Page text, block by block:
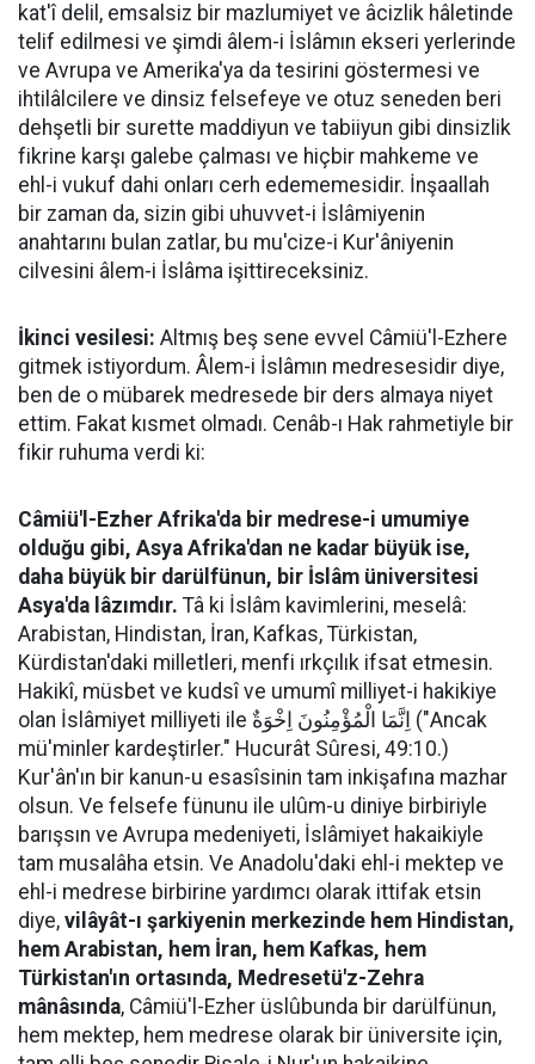
kat'î delil, emsalsiz bir mazlumiyet ve âcizlik hâletinde
telif edilmesi ve şimdi âlem-i İslâmın ekseri yerlerinde
ve Avrupa ve Amerika'ya da tesirini göstermesi ve
ihtilâlcilere ve dinsiz felsefeye ve otuz seneden beri
dehşetli bir surette maddiyun ve tabiiyun gibi dinsizlik
fikrine karşı galebe çalması ve hiçbir mahkeme ve
ehl-i vukuf dahi onları cerh edememesidir. İnşaallah
bir zaman da, sizin gibi uhuvvet-i İslâmiyenin
anahtarını bulan zatlar, bu mu'cize-i Kur'âniyenin
cilvesini âlem-i İslâma işittireceksiniz.
İkinci vesilesi: Altmış beş sene evvel Câmiü'l-Ezhere
gitmek istiyordum. Âlem-i İslâmın medresesidir diye,
ben de o mübarek medresede bir ders almaya niyet
ettim. Fakat kısmet olmadı. Cenâb-ı Hak rahmetiyle bir
fikir ruhuma verdi ki:
Câmiü'l-Ezher Afrika'da bir medrese-i umumiye
olduğu gibi, Asya Afrika'dan ne kadar büyük ise,
daha büyük bir darülfünun, bir İslâm üniversitesi
Asya'da lâzımdır. Tâ ki İslâm kavimlerini, meselâ:
Arabistan, Hindistan, İran, Kafkas, Türkistan,
Kürdistan'daki milletleri, menfi ırkçılık ifsat etmesin.
Hakikî, müsbet ve kudsî ve umumî milliyet-i hakikiye
olan İslâmiyet milliyeti ile اِنَّمَا الْمُؤْمِنُونَ اِخْوَةٌ ("Ancak
mü'minler kardeştirler." Hucurât Sûresi, 49:10.)
Kur'ân'ın bir kanun-u esasîsinin tam inkişafına mazhar
olsun. Ve felsefe fünunu ile ulûm-u diniye birbiriyle
barışsın ve Avrupa medeniyeti, İslâmiyet hakaikiyle
tam musalâha etsin. Ve Anadolu'daki ehl-i mektep ve
ehl-i medrese birbirine yardımcı olarak ittifak etsin
diye, vilâyât-ı şarkiyenin merkezinde hem Hindistan,
hem Arabistan, hem İran, hem Kafkas, hem
Türkistan'ın ortasında, Medresetü'z-Zehra
mânâsında, Câmiü'l-Ezher üslûbunda bir darülfünun,
hem mektep, hem medrese olarak bir üniversite için,